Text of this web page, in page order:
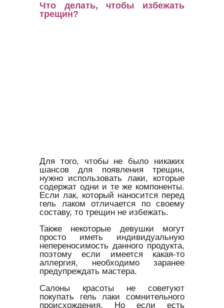
Что делать, чтобы избежать
трещин?
Для того, чтобы не было никаких
шансов для появления трещин,
нужно использовать лаки, которые
содержат одни и те же компоненты.
Если лак, который наносится перед
гель лаком отличается по своему
составу, то трещин не избежать.
Также некоторые девушки могут
просто иметь индивидуальную
непереносимость данного продукта,
поэтому если имеется какая-то
аллергия, необходимо заранее
предупреждать мастера.
Салоны красоты не советуют
покупать гель лаки сомнительного
происхождения. Но если есть